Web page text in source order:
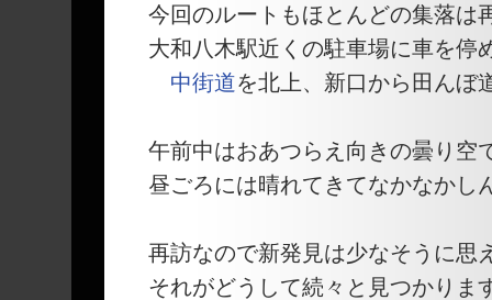
今回のルートもほとんどの集落は
大和八木駅近くの駐車場に車を停
中街道を北上、新口から田んぼ
午前中はおあつらえ向きの曇り空
昼ごろには晴れてきてなかなかし
再訪なので新発見は少なそうに思
それがどうして続々と見つかりま